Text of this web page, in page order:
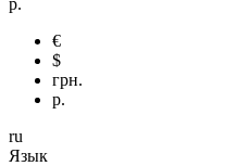
р.
€
$
грн.
р.
ru
Язык